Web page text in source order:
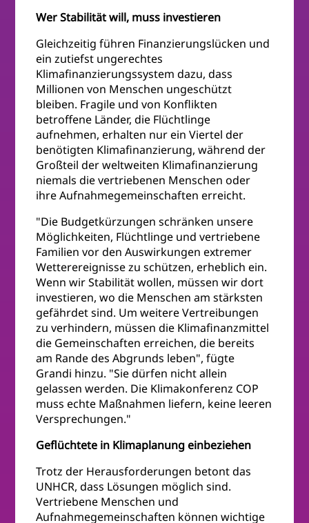
Wer Stabilität will, muss investieren
Gleichzeitig führen Finanzierungslücken und
ein zutiefst ungerechtes
Klimafinanzierungssystem dazu, dass
Millionen von Menschen ungeschützt
bleiben. Fragile und von Konflikten
betroffene Länder, die Flüchtlinge
aufnehmen, erhalten nur ein Viertel der
benötigten Klimafinanzierung, während der
Großteil der weltweiten Klimafinanzierung
niemals die vertriebenen Menschen oder
ihre Aufnahmegemeinschaften erreicht.
"Die Budgetkürzungen schränken unsere
Möglichkeiten, Flüchtlinge und vertriebene
Familien vor den Auswirkungen extremer
Wetterereignisse zu schützen, erheblich ein.
Wenn wir Stabilität wollen, müssen wir dort
investieren, wo die Menschen am stärksten
gefährdet sind. Um weitere Vertreibungen
zu verhindern, müssen die Klimafinanzmittel
die Gemeinschaften erreichen, die bereits
am Rande des Abgrunds leben", fügte
Grandi hinzu. "Sie dürfen nicht allein
gelassen werden. Die Klimakonferenz COP
muss echte Maßnahmen liefern, keine leeren
Versprechungen."
Geflüchtete in Klimaplanung einbeziehen
Trotz der Herausforderungen betont das
UNHCR, dass Lösungen möglich sind.
Vertriebene Menschen und
Aufnahmegemeinschaften können wichtige